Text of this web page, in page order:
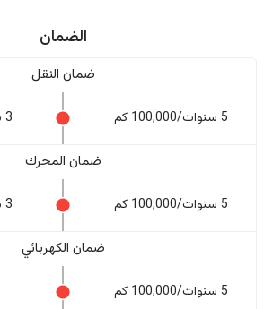
الضمان
ضمان النقل
5 سنوات/100,000 كم 3 سنوات/100,000 كم
ضمان المحرك
5 سنوات/100,000 كم 3 سنوات/100,000 كم
ضمان الكهربائي
5 سنوات/100,000 كم